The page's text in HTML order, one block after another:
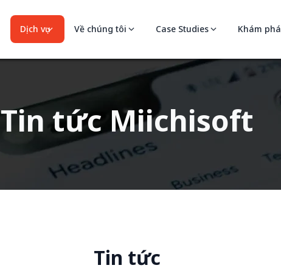
Dịch vụ Về chúng tôi Case Studies Khám phá
Tin tức Miichisoft
Tin tức